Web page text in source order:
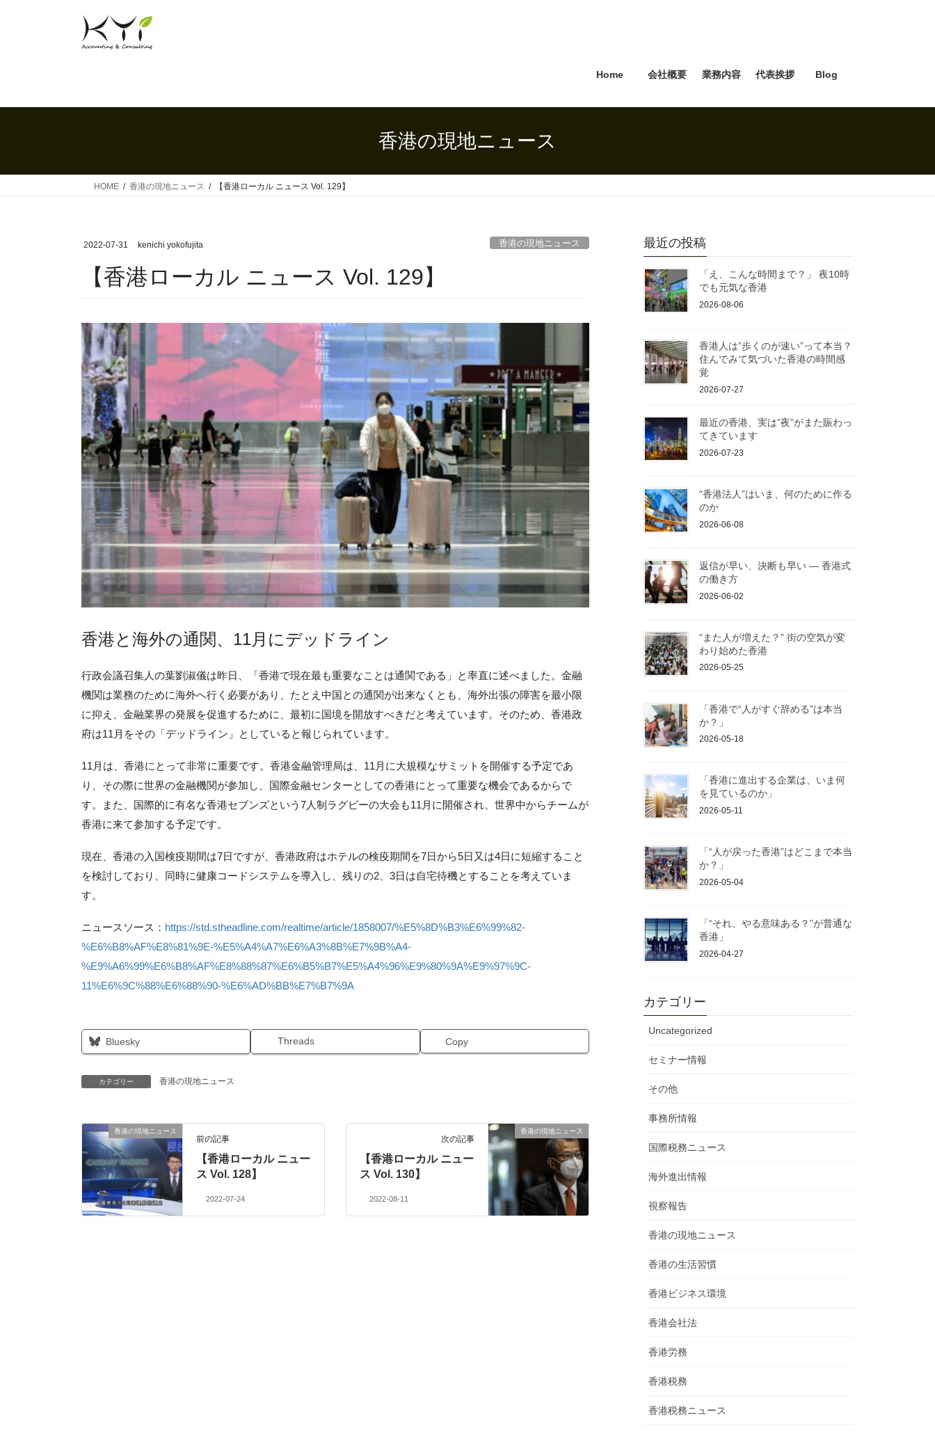
ス
ン
Home 会社概要 業務内容 代表挨拶 Blog
香港の現地ニュース
HOME 香港の現地ニュース 【香港ローカル ニュース Vol. 129】
2022-07-31 kenichi yokofujita 香港の現地ニュース
【香港ローカル ニュース Vol. 129】
香港と海外の通関、11月にデッドライン
行政会議召集人の葉劉淑儀は昨日、「香港で現在最も重要なことは通関である」と率直に述べました。金融
機関は業務のために海外へ行く必要があり、たとえ中国との通関が出来なくとも、海外出張の障害を最小限
に抑え、金融業界の発展を促進するために、最初に国境を開放すべきだと考えています。そのため、香港政
府は11月をその「デッドライン」としていると報じられています。
11月は、香港にとって非常に重要です。香港金融管理局は、11月に大規模なサミットを開催する予定であ
り、その際に世界の金融機関が参加し、国際金融センターとしての香港にとって重要な機会であるからで
す。また、国際的に有名な香港セブンズという7人制ラグビーの大会も11月に開催され、世界中からチームが
香港に来て参加する予定です。
現在、香港の入国検疫期間は7日ですが、香港政府はホテルの検疫期間を7日から5日又は4日に短縮すること
を検討しており、同時に健康コードシステムを導入し、残りの2、3日は自宅待機とすることを考えていま
す。
ニュースソース： https://std.stheadline.com/realtime/article/1858007/%E5%8D%B3%E6%99%82-
%E6%B8%AF%E8%81%9E-%E5%A4%A7%E6%A3%8B%E7%9B%A4-
%E9%A6%99%E6%B8%AF%E8%88%87%E6%B5%B7%E5%A4%96%E9%80%9A%E9%97%9C-
11%E6%9C%88%E6%88%90-%E6%AD%BB%E7%B7%9A
Bluesky Threads Copy
カテゴリー 香港の現地ニュース
香港の現地ニュース
前の記事
【香港ローカル ニュー
ス Vol. 128】
2022-07-24
香港の現地ニュース
次の記事
【香港ローカル ニュー
ス Vol. 130】
2022-08-11
最近の投稿
「え、こんな時間まで？」 夜10時
でも元気な香港
2026-08-06
香港人は”歩くのが速い”って本当？
住んでみて気づいた香港の時間感
覚
2026-07-27
最近の香港、実は”夜”がまた賑わっ
てきています
2026-07-23
“香港法人”はいま、何のために作る
のか
2026-06-08
返信が早い、決断も早い ― 香港式
の働き方
2026-06-02
“また人が増えた？” 街の空気が変
わり始めた香港
2026-05-25
「香港で“人がすぐ辞める”は本当
か？」
2026-05-18
「香港に進出する企業は、いま何
を見ているのか」
2026-05-11
「“人が戻った香港”はどこまで本当
か？」
2026-05-04
「“それ、やる意味ある？”が普通な
香港」
2026-04-27
カテゴリー
Uncategorized
セミナー情報
その他
事務所情報
国際税務ニュース
海外進出情報
視察報告
香港の現地ニュース
香港の生活習慣
香港ビジネス環境
香港会社法
香港労務
香港税務
香港税務ニュース